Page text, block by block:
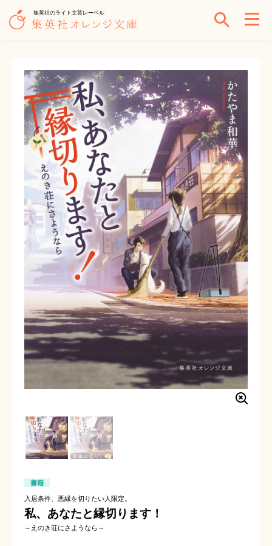
集英社のライト文芸レーベル
書籍
入居条件、悪縁を切りたい人限定。
私、あなたと縁切ります！
～えのき荘にさようなら～